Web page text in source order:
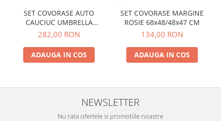
SET COVORASE AUTO
CAUCIUC UMBRELLA
PENTRU VW POLO V (6R / 6C
/ 61) 2009-2017
282,00 RON
ADAUGA IN COS
SET COVORASE MARGINE
ROSIE 68x48/48x47 CM
134,00 RON
ADAUGA IN COS
NEWSLETTER
Nu rata ofertele si promotiile noastre